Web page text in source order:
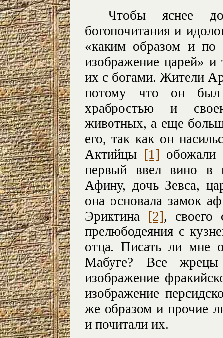
Чтобы яснее
богопочитания и
«каким образом и по
изображение царей» и
их с богами. Жители
потому что он был
храбростью и
животных, а еще
его, так как он
Актийцы [1] обожали
первый ввел вино в
Афину, дочь Зевса,
она основала замок
Эриктина [2], своего
прелюбодеяния с
отца. Писать ли мне
Мабуге? Все жрецы
изображение
изображение
же образом и прочие
и почитали их.